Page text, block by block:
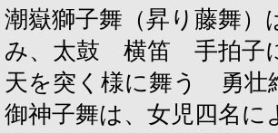
潮嶽獅子舞（昇り藤舞）
み、太鼓 横笛 手拍子
天を突く様に舞う 勇壮
御神子舞は、女児四名